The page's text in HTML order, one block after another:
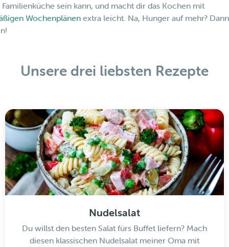
sein kann, und macht dir das Kochen mit
Wochenplänenextra leicht. Na, Hunger auf mehr?
Unsere drei liebsten Rezepte
Nudelsalat
Du willst den besten Salat fürs Buffet liefern? Mach
diesen klassischen Nudelsalat meiner Oma mit